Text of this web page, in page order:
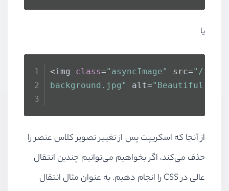
یا
<img class="asyncImage" src="/
background.jpg"
alt="Beautiful
از آنجا که اسکریپت پس از تغییر تصویر کلاس عنصر را
حذف می‌کند، اگر بخواهیم می‌توانیم چندین انتقال
عالی درCSSرا انجام دهیم. به عنوان مثال انتقال